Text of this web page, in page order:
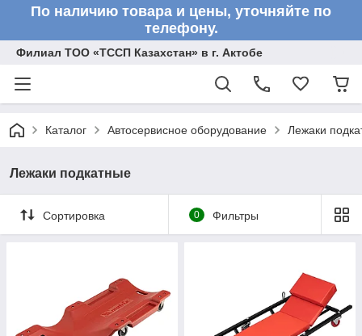
По наличию товара и цены, уточняйте по
телефону.
Филиал ТОО «ТССП Казахстан» в г. Актобе
Каталог Автосервисное оборудование Лежаки
Лежаки подкатные
Сортировка 0 Фильтры